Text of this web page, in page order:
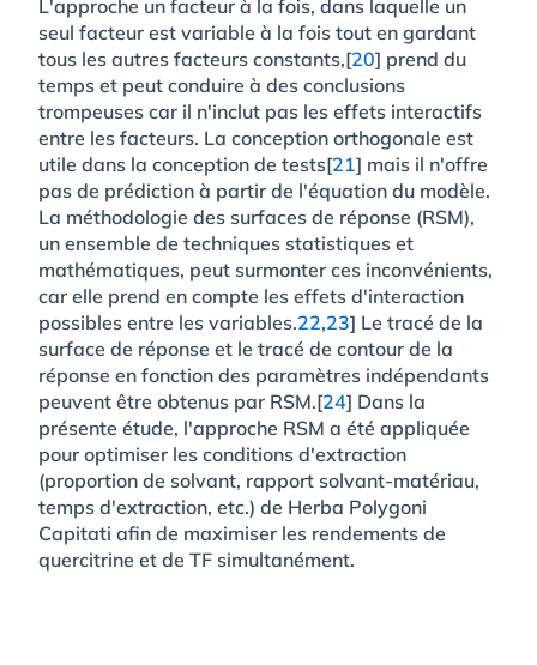
L'approche un facteur à la fois, dans laquelle un
seul facteur est variable à la fois tout en gardant
tous les autres facteurs constants,[20] prend du
temps et peut conduire à des conclusions
trompeuses car il n'inclut pas les effets interactifs
entre les facteurs. La conception orthogonale est
utile dans la conception de tests[21] mais il n'offre
pas de prédiction à partir de l'équation du modèle.
La méthodologie des surfaces de réponse (RSM),
un ensemble de techniques statistiques et
mathématiques, peut surmonter ces inconvénients,
car elle prend en compte les effets d'interaction
possibles entre les variables.22,23] Le tracé de la
surface de réponse et le tracé de contour de la
réponse en fonction des paramètres indépendants
peuvent être obtenus par RSM.[24] Dans la
présente étude, l'approche RSM a été appliquée
pour optimiser les conditions d'extraction
(proportion de solvant, rapport solvant-matériau,
temps d'extraction, etc.) de Herba Polygoni
Capitati afin de maximiser les rendements de
quercitrine et de TF simultanément.